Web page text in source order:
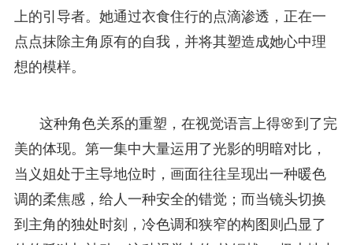
上的引导者。她通过衣食住行的点滴渗透，正在一
点点抹除主角原有的自我，并将其塑造成她心中理
想的模样。
这种角色关系的重塑，在视觉语言上得🌸到了完
美的体现。第一集中大量运用了光影的明暗对比，
当义姐处于主导地位时，画面往往呈现出一种暖色
调的柔焦感，给人一种安全的错觉；而当镜头切换
到主角的独处时刻，冷色调和狭窄的构图则凸显了